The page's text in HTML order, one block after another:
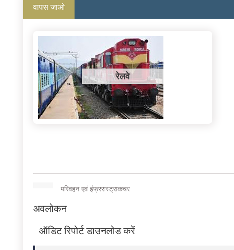
वापस जाओ
रेलवे
परिवहन एवं इंफ्ररास्ट्राकचर
अवलोकन
ऑडिट रिपोर्ट डाउनलोड करें